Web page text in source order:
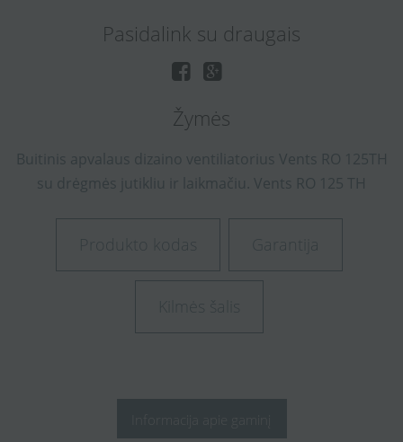
Pasidalink su draugais
Žymės
Buitinis apvalaus dizaino ventiliatorius Vents RO
125TH
su drėgmės jutikliu ir laikmačiu. Vents RO 125 TH
Produkto kodas Garantija
Kilmės šalis